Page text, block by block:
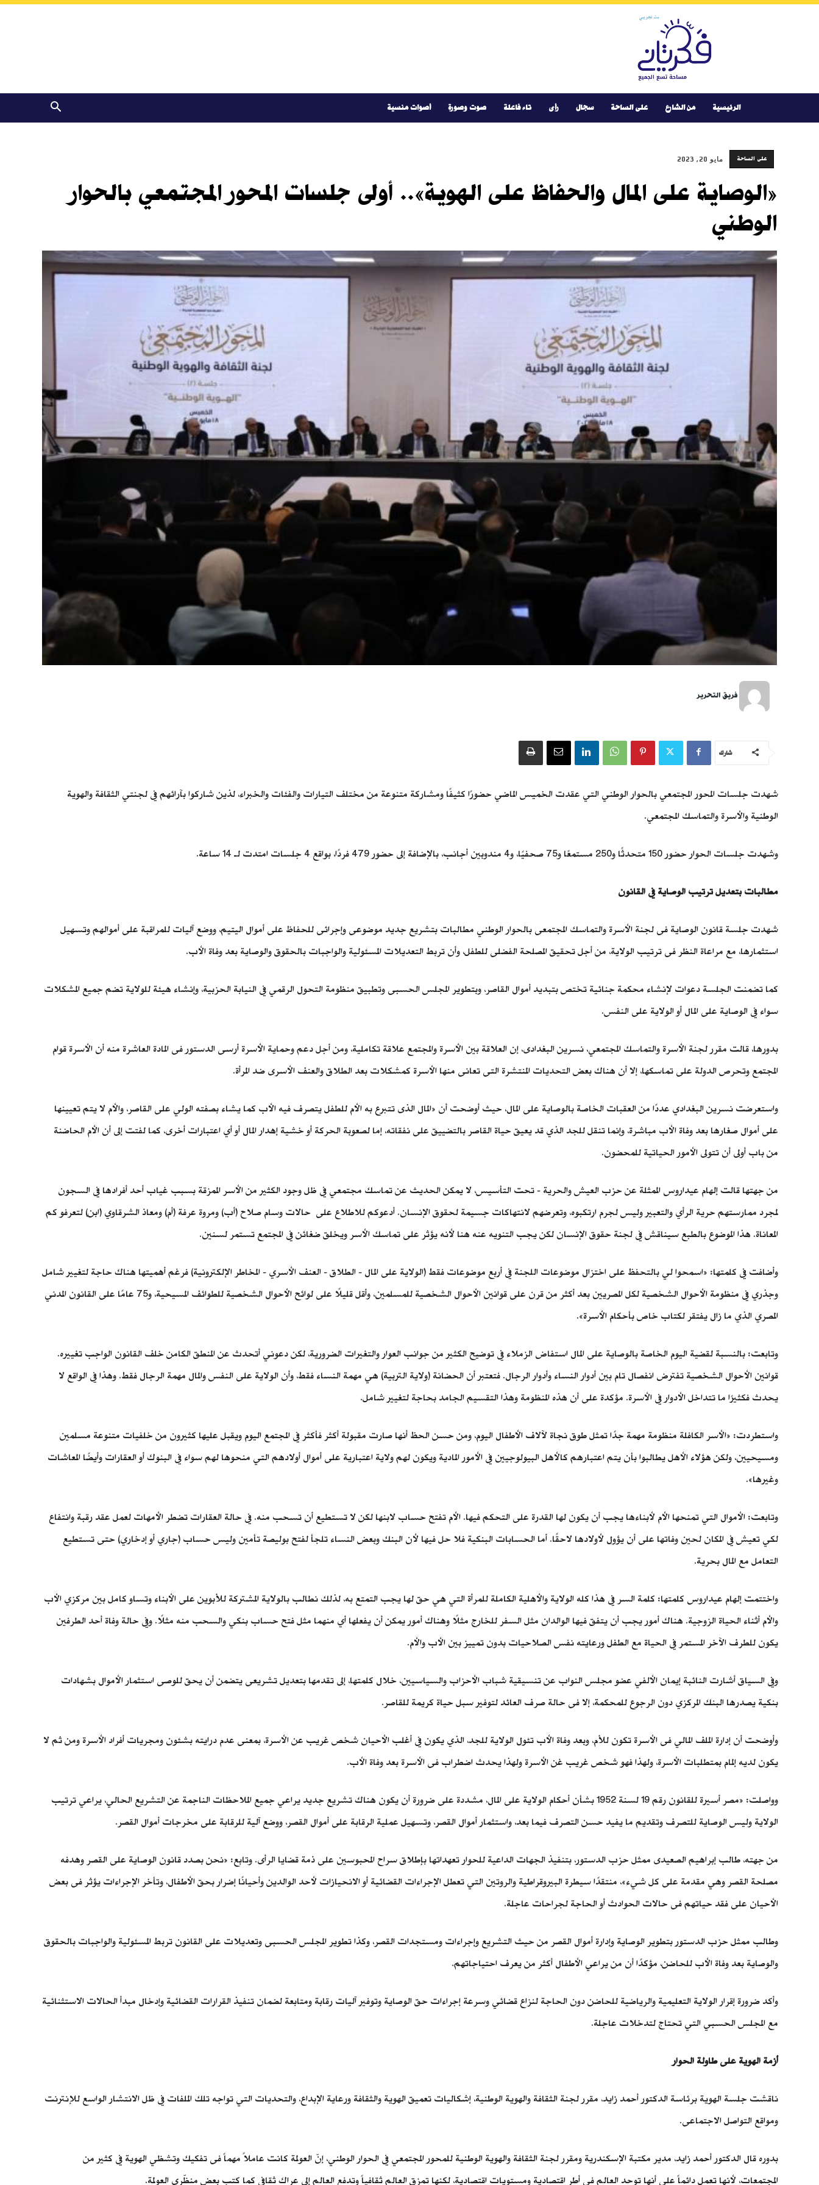
الرئيسية من الشارع على الساحة سجال رأى تاء فاعلة صوت وصورة أصوات منسية
على الساحة مايو 20, 2023
«الوصاية على المال والحفاظ على الهوية».. أولى جلسات المحور المجتمعي بالحوار
الوطني
فريق التحرير
شارك
شهدت جلسات المحور المجتمعي بالحوار الوطني التي عقدت الخميس الماضي حضورًا كثيفًا ومشاركة متنوعة من مختلف التيارات والفئات والخبراء، لذين شاركوا بآرائهم في لجنتي الثقافة والهوية
الوطنية والأسرة والتماسك المجتمعي.
وشهدت جلسات الحوار حضور 150 متحدثًا و250 مستمعًا و75 صحفيًا، و4 مندوبين أجانب، بالإضافة إلى حضور 479 فردًا، بواقع 4 جلسات امتدت لـ 14 ساعة.
مطالبات بتعديل ترتيب الوصاية في القانون
شهدت جلسة قانون الوصاية فى لجنة الأسرة والتماسك المجتمعى بالحوار الوطني مطالبات بتشريع جديد موضوعى وإجرائى للحفاظ على أموال اليتيم، ووضع آليات للمراقبة على أموالهم وتسهيل
استثمارها، مع مراعاة النظر فى ترتيب الولاية، من أجل تحقيق المصلحة الفضلى للطفل، وأن تربط التعديلات المسئولية والواجبات بالحقوق والوصاية بعد وفاة الأب.
كما تضمنت الجلسة دعوات لإنشاء محكمة جنائية تختص بتبديد أموال القاصر، وبتطوير المجلس الحسبى وتطبيق منظومة التحول الرقمي في النيابة الحزبية، وإنشاء هيئة للولاية تضم جميع المشكلات
سواء في الوصاية على المال أو الولاية على النفس.
بدورها، قالت مقرر لجنة الأسرة والتماسك المجتمعي، نسرين البغدادى، إن العلاقة بين الأسرة والمجتمع علاقة تكاملية، ومن أجل دعم وحماية الأسرة أرسى الدستور فى المادة العاشرة منه أن الأسرة قوام
المجتمع وتحرص الدولة على تماسكها، إلا أن هناك بعض التحديات المنتشرة التى تعانى منها الأسرة كمشكلات بعد الطلاق والعنف الأسرى ضد المرأة.
واستعرضت نسرين البغدادي عددًا من العقبات الخاصة بالوصاية على المال، حيث أوضحت أن «المال الذى تتبرع به الأم للطفل يتصرف فيه الأب كما يشاء بصفته الولي على القاصر، والأم لا يتم تعيينها
على أموال صغارها بعد وفاة الأب مباشرة، وإنما تنقل للجد الذي قد يعيق حياة القاصر بالتضييق على نفقاته، إما لصعوبة الحركة أو خشية إهدار المال أو أي اعتبارات أخرى، كما لفتت إلى أن الأم الحاضنة
من باب أولى أن تتولى الأمور الحياتية للمحضون.
من جهتها قالت إلهام عيداروس الممثلة عن حزب العيش والحرية - تحت التأسيس، لا يمكن الحديث عن تماسك مجتمعي في ظل وجود الكثير من الأسر الممزقة بسبب غياب أحد أفرادها في السجون
لمجرد ممارستهم حرية الرأي والتعبير وليس لجرم ارتكبوه، وتعرضهم لانتهاكات جسيمة لحقوق الإنسان. أدعوكم للاطلاع على حالات وسام صلاح (أب) ومروة عرفة (أم) ومعاذ الشرقاوي (ابن) لتعرفو كم
المعاناة. هذا الموضوع بالطبع سيناقش في لجنة حقوق الإنسان لكن يجب التنويه عنه هنا لأنه يؤثر على تماسك الأسر ويخلق ضغائن في المجتمع تستمر لسنين.
وأضافت في كلمتها: «اسمحوا لي بالتحفظ على اختزال موضوعات اللجنة في أربع موضوعات فقط (الولاية على المال - الطلاق - العنف الأسري - المخاطر الإلكترونية) فرغم أهميتها هناك حاجة لتغيير شامل
وجذري في منظومة الأحوال الشخصية لكل المصريين بعد أكثر من قرن على قوانين الأحوال الشخصية للمسلمين، وأقل قليلًا على لوائح الأحوال الشخصية للطوائف المسيحية، و75 عامًا على القانون المدني
المصري الذي ما زال يفتقر لكتاب خاص بأحكام الأسرة».
وتابعت: بالنسبة لقضية اليوم الخاصة بالوصاية على المال استفاض الزملاء في توضيح الكثير من جوانب العوار والتغيرات الضرورية، لكن دعوني أتحدث عن المنطق الكامن خلف القانون الواجب تغييره.
قوانين الأحوال الشخصية تفترض انفصال تام بين أدوار النساء وأدوار الرجال. فتعتبر أن الحضانة (ولاية التربية) هي مهمة النساء فقط، وأن الولاية على النفس والمال مهمة الرجال فقط. وهذا في الواقع لا
يحدث فكثيرًا ما تتداخل الأدوار في الأسرة. مؤكدة على أن هذه المنظومة وهذا التقسيم الجامد بحاجة لتغيير شامل.
واستطردت: «الأسر الكافلة منظومة مهمة جدًا تمثل طوق نجاة لآلاف الأطفال اليوم، ومن حسن الحظ أنها صارت مقبولة أكثر فأكثر في المجتمع اليوم ويقبل عليها كثيرون من خلفيات متنوعة مسلمين
ومسيحيين، ولكن هؤلاء الأهل يطالبوا بأن يتم اعتبارهم كالأهل البيولوجيين في الأمور المادية ويكون لهم ولاية اعتبارية على أموال أولادهم التي منحوها لهم سواء في البنوك أو العقارات وأيضًا المعاشات
وغيرها».
وتابعت: الأموال التي تمنحها الأم لأبناءها يجب أن يكون لها القدرة على التحكم فيها. الأم تفتح حساب لابنها لكن لا تستطيع أن تسحب منه. في حالة العقارات تضطر الأمهات لعمل عقد رقبة وانتفاع
لكي تعيش في المكان لحين وفاتها على أن يؤول لأولادها لاحقًا. أما الحسابات البنكية فلا حل فيها لأن البنك وبعض النساء تلجأ لفتح بوليصة تأمين وليس حساب (جاري أو إدخاري) حتى تستطيع
التعامل مع المال بحرية.
واختتمت إلهام عيداروس كلمتها: كلمة السر في هذا كله الولاية والأهلية الكاملة للمرأة التي هي حق لها يجب التمتع به، لذلك نطالب بالولاية المشتركة للأبوين على الأبناء وتساو كامل بين مركزي الأب
والأم أثناء الحياة الزوجية. هناك أمور يجب أن يتفق فيها الوالدان مثل السفر للخارج مثلًا وهناك أمور يمكن أن يفعلها أي منهما مثل فتح حساب بنكي والسحب منه مثلًا. وفي حالة وفاة أحد الطرفين
يكون للطرف الآخر المستمر في الحياة مع الطفل ورعايته نفس الصلاحيات بدون تمييز بين الأب والأم.
وفي السياق أشارت النائبة إيمان الألفي عضو مجلس النواب عن تنسيقية شباب الأحزاب والسياسيين، خلال كلمتها، إلى تقدمها بتعديل تشريعى يتضمن أن يحق للوصى استثمار الأموال بشهادات
بنكية يصدرها البنك المركزي دون الرجوع للمحكمة، إلا فى حالة صرف العائد لتوفير سبل حياة كريمة للقاصر.
وأوضحت أن إدارة الملف المالي فى الأسرة تكون للأم، وبعد وفاة الأب تئول الولاية للجد، الذي يكون في أغلب الأحيان شخص غريب عن الأسرة، بمعنى عدم درايته بشئون ومجريات أفراد الأسرة ومن ثم لا
يكون لديه إلمام بمتطلبات الأسرة، ولهذا فهو شخص غريب غن الأسرة ولهذا يحدث اضطراب فى الأسرة بعد وفاة الأب.
وواصلت: «مصر أسيرة للقانون رقم 19 لسنة 1952 بشأن أحكام الولاية على المال، مشددة على ضرورة أن يكون هناك تشريع جديد يراعي جميع الملاحظات الناجمة عن التشريع الحالي، يراعي ترتيب
الولاية وليس الوصاية للتصرف وتقديم ما يفيد حسن التصرف فيما بعد، واستثمار أموال القصر، وتسهيل عملية الرقابة على أموال القصر، ووضع آلية للرقابة على مخرجات أموال القصر.
من جهته، طالب إبراهيم الصعيدى ممثل حزب الدستور، بتنفيذ الجهات الداعية للحوار تعهداتها بإطلاق سراح المحبوسين على ذمة قضايا الرأى. وتابع: «نحن بصدد قانون الوصاية على القصر وهدفه
مصلحة القصر وهي مقدمة على كل شيء»، منتقدًا سيطرة البيروقراطية والروتين التي تعطل الإجراءات القضائية أو الانحيازات لأحد الوالدين وأحيانًا إضرار بحق الأطفال، وتأخر الإجراءات يؤثر فى بعض
الأحيان على فقد حياتهم فى حالات الحوادث أو الحاجة لجراحات عاجلة.
وطالب ممثل حزب الدستور بتطوير الوصاية وإدارة أموال القصر من حيث التشريع وإجراءات ومستجدات القصر، وكذا تطوير المجلس الحسبى وتعديلات على القانون تربط المسئولية والواجبات بالحقوق
والوصاية بعد وفاة الأب للحاضن، مؤكدًا أن من يراعي الأطفال أكثر من يعرف احتياجاتهم.
وأكد ضرورة إقرار الولاية التعليمية والرياضية للحاضن دون الحاجة لنزاع قضائي وسرعة إجراءات حق الوصاية وتوفير آليات رقابة ومتابعة لضمان تنفيذ القرارات القضائية وإدخال مبدأ الحالات الاستثنائية
مع المجلس الحسبي التي تحتاج لتدخلات عاجلة.
أزمة الهوية على طاولة الحوار
ناقشت جلسة الهوية برئاسة الدكتور أحمد زايد، مقرر لجنة الثقافة والهوية الوطنية، إشكاليات تعميق الهوية والثقافة ورعاية الإبداع، والتحديات التي تواجه تلك الملفات في ظل الانتشار الواسع للإنترنت
ومواقع التواصل الاجتماعى.
بدوره قال الدكتور أحمد زايد، مدير مكتبة الإسكندرية ومقرر لجنة الثقافة والهوية الوطنية للمحور المجتمعي في الحوار الوطني، إنّ العولمة كانت عاملاً مهماً فى تفكيك وتشظي الهوية في كثير من
المجتمعات، لأنها تعمل دائماً على أنها توحد العالم فى أطر اقتصادية ومستويات اقتصادية، لكنها تمزق العالم ثقافياً وتدفع العالم إلى عراك ثقافي كما كتب بعض منظّري العولمة.